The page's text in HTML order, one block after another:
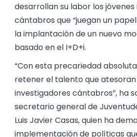
desarrollan su labor los
cántabros que “juegan un
la implantación de un nuevo
basado en el I+D+i.
“Con esta precariedad
retener el talento que atesoran
investigadores cántabros”, ha
secretario general de
Luis Javier Casas, quien ha
implementación de políticas